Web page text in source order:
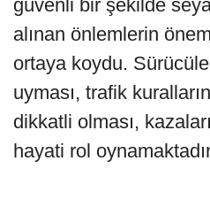
güvenli bir şekilde
alınan önlemlerin
ortaya koydu.
uyması, trafik
dikkatli olması,
hayati rol